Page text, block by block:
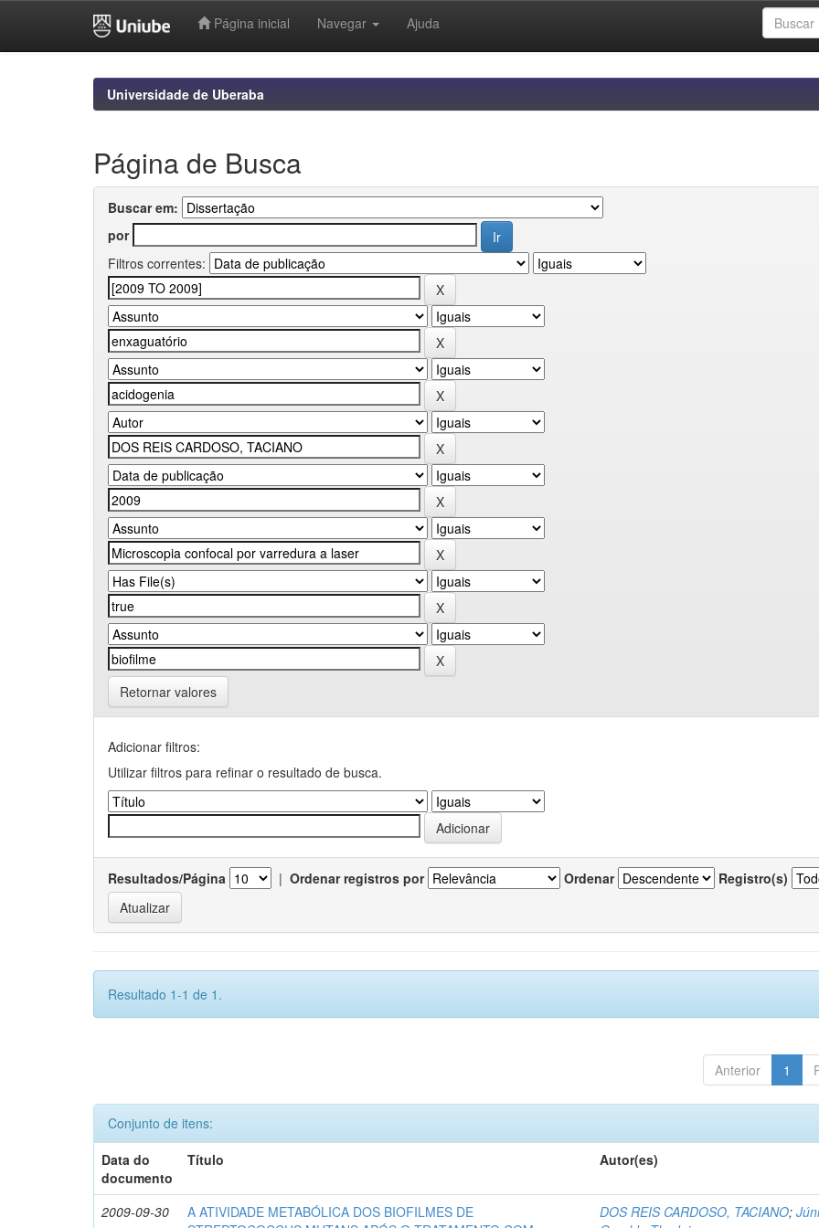
Página inicial Navegar Ajuda
Universidade de Uberaba
Página de Busca
Buscar em:
por
Filtros correntes:
Retornar valores
Adicionar filtros:
Utilizar filtros para refinar o resultado de busca.
Resultados/Página | Ordenar registros por Ordenar Registro(s)
Resultado 1-1 de 1.
Anterior 1
Conjunto de itens:
Data do
documento
Título Autor(es)
2009-09-30
A ATIVIDADE METABÓLICA DOS BIOFILMES DE
DOS REIS CARDOSO, TACIANO;